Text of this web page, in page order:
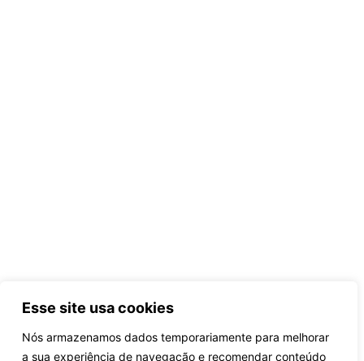
Esse site usa cookies
Nós armazenamos dados temporariamente para melhorar
a sua experiência de navegação e recomendar conteúdo